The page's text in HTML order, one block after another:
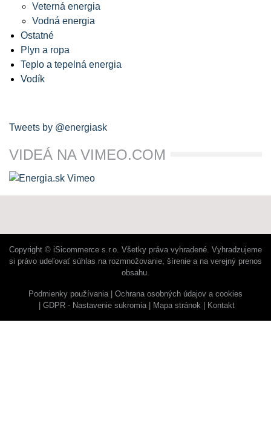
Veterná energia
Vodná energia
Ostatné
Plyn a ropa
Teplo a tepelná energia
Vodík
Tweets by @energiask
VIDEÁ NA VIMEO.COM
Copyright © iSicommerce s.r.o. Všetky práva vyhradené. Vyhradzujeme
si právo udeľovať súhlas na rozmnožovanie, šírenie a na verejný prenos
obsahu.
Podmienky používania
Ochrana osobných údajov a cookies
GDPR - Nastavenie sukromia
Mapa stránok Kontakt